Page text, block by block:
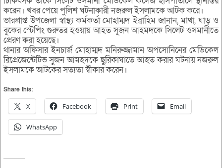
করেন। খবর পেয়ে পুলিশ ঘটনাকারী নজরুল ইসলামকে আটক করে।
ভারপ্রাপ্ত উপজেলা স্বাস্থ্য কর্মকর্তা মোহাম্মদ ইব্রাহিম জানান, মাথা, ঘাড় ও
বুকের স্টেপিং গুরুতর হওয়ায় আহত সুজন আহমদকে সিলেট ওসমানীতে
প্রেরণ করা হয়েছে।
থানার অফিসার ইনচার্জ মোহাম্মদ মনিরুজ্জামান অপসোনিনের মেডিকেল
রিপ্রেজেন্টেটিভ সুজন আমহদকে ছুরিকাঘাতে আহত করার ঘটনায় নজরুল
ইসলামকে আটকের সত্যতা স্বীকার করেন।
Share this:
X Facebook Print Email
WhatsApp